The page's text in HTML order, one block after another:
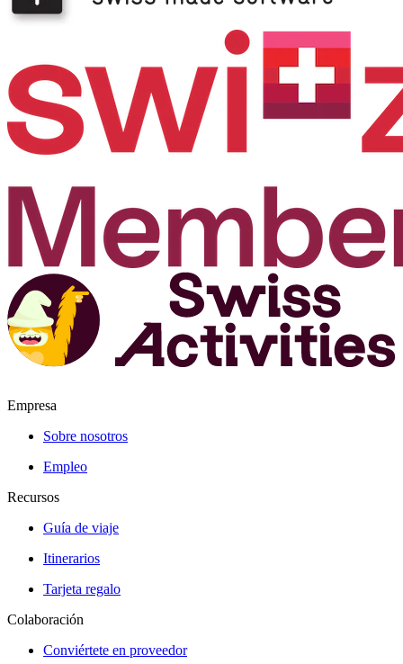
Empresa
Sobre nosotros
Empleo
Recursos
Guía de viaje
Itinerarios
Tarjeta regalo
Colaboración
Conviértete en proveedor